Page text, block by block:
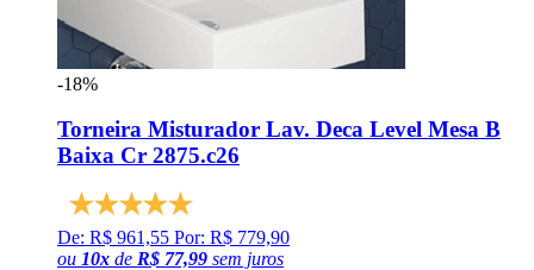
-18%
Torneira Misturador Lav. Deca Level Mesa B
Baixa Cr 2875.c26
De: R$ 961,55 Por: R$ 779,90
ou 10x de R$ 77,99 sem juros